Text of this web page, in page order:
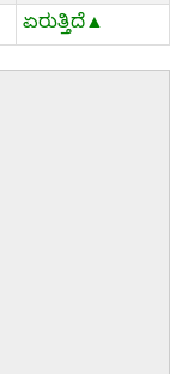
ಏರುತ್ತಿದೆ▲